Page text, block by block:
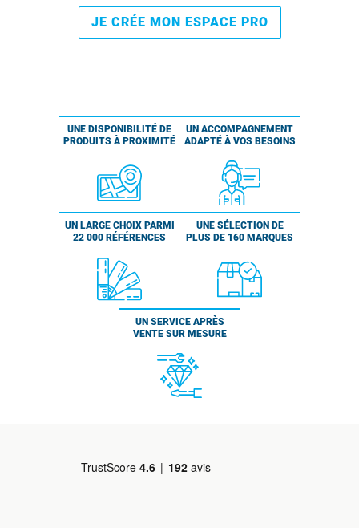
JE CRÉE MON ESPACE PRO
UNE DISPONIBILITÉ DE
PRODUITS À PROXIMITÉ
UN ACCOMPAGNEMENT
ADAPTÉ À VOS BESOINS
UN LARGE CHOIX PARMI
22 000 RÉFÉRENCES
UNE SÉLECTION DE
PLUS DE 160 MARQUES
UN SERVICE APRÈS
VENTE SUR MESURE